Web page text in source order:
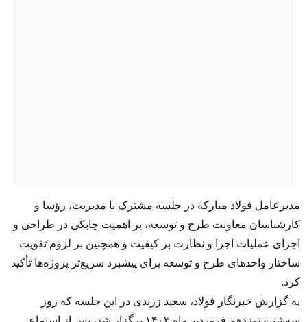
مدیرعامل فولاد مبارکه در جلسه مشترک با مدیریت، رؤسا و
کارشناسان معاونت طرح و توسعه، بر اهمیت چابکی در طراحی و
اجرای عملیات اجرا و نظارت بر کیفیت و همچنین بر لزوم تقویت
ساختار واحدهای طرح و توسعه برای پیشبرد سریع‌تر پروژه‌ها تأکید
کرد.
به گزارش خبرنگار فولاد، سعید زرندی در این جلسه که روز